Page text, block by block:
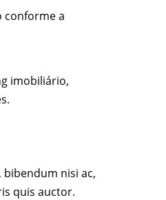
conforme a
imobiliário,
nisi ac,
quis auctor.